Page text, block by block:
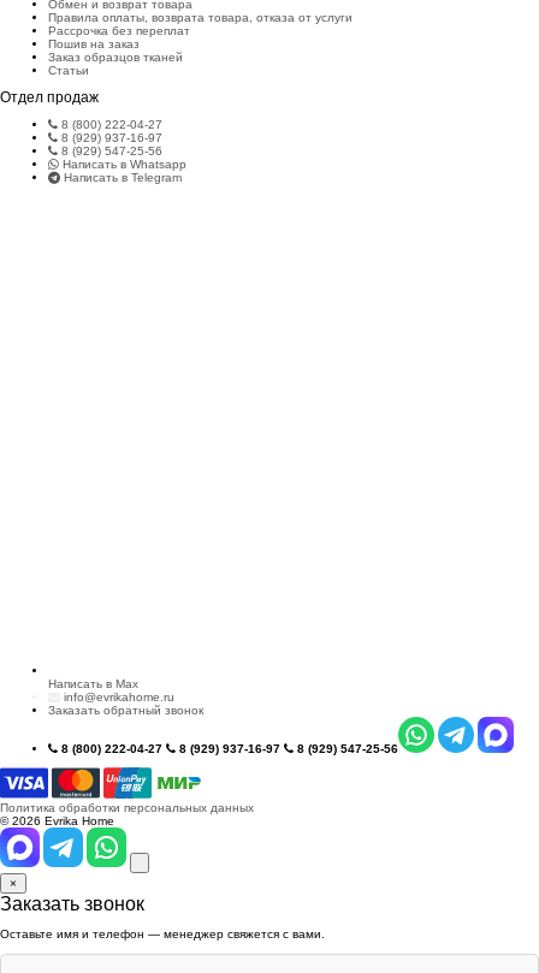
Обмен и возврат товара
Правила оплаты, возврата товара, отказа от услуги
Рассрочка без переплат
Пошив на заказ
Заказ образцов тканей
Статьи
Отдел продаж
8 (800) 222-04-27
8 (929) 937-16-97
8 (929) 547-25-56
Написать в Whatsapp
Написать в Telegram
Написать в Max
info@evrikahome.ru
Заказать обратный звонок
8 (800) 222-04-27 8 (929) 937-16-97 8 (929) 547-25-56
Политика обработки персональных данных
© 2026 Evrika Home
×
Заказать звонок
Оставьте имя и телефон — менеджер свяжется с вами.